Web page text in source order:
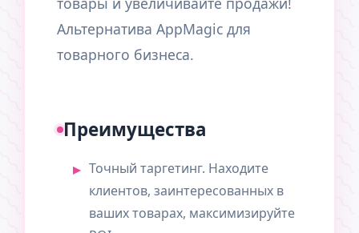
Альтернатива AppMagic для
товарного бизнеса.
Преимущества
Точный таргетинг. Находите
клиентов, заинтересованных в
ваших товарах, максимизируйте